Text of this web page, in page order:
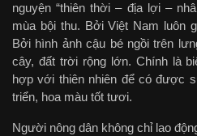
nguyện “thiên thời – địa lợi –
mùa bội thu. Bởi Việt Nam luôn
Bởi hình ảnh cậu bé ngồi trên
cây, đất trời rộng lớn. Chính là
hợp với thiên nhiên để có được
triển, hoa màu tốt tươi.
Người nông dân không chỉ lao